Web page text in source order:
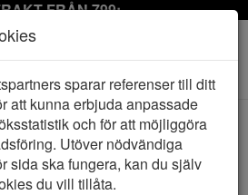
FRÅN 799:-
sparar referenser till ditt
att kunna erbjuda anpassade
och för att möjliggöra
Utöver nödvändiga
sida ska fungera, kan du själv
du vill tillåta.